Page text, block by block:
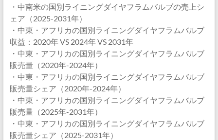
・中南米の国別ライニングダイヤフラムバルブの売上シ
ェア（2025-2031年）
・中東・アフリカの国別ライニングダイヤフラムバルブ
収益：2020年 VS 2024年 VS 2031年
・中東・アフリカの国別ライニングダイヤフラムバルブ
販売量（2020年-2024年）
・中東・アフリカの国別ライニングダイヤフラムバルブ
販売量シェア（2020年-2024年）
・中東・アフリカの国別ライニングダイヤフラムバルブ
販売量（2025年-2031年）
・中東・アフリカの国別ライニングダイヤフラムバルブ
販売量シェア（2025-2031年）